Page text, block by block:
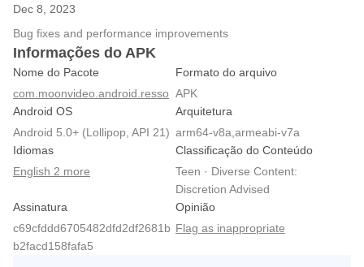
Dec 8, 2023
Bug fixes and performance improvements
Informações do APK
Nome do Pacote
com.moonvideo.android.resso
Formato do arquivo
APK
Android OS
Android 5.0+ (Lollipop, API 21)
Arquitetura
arm64-v8a,armeabi-v7a
Idiomas
English 2 more
Classificação do Conteúdo
Teen · Diverse Content:
Discretion Advised
Assinatura
c69cfddd6705482dfd2df2681b
b2facd158fafa5
Opinião
Flag as inappropriate